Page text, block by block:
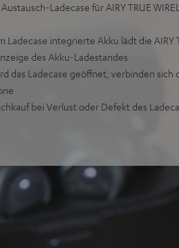
Ladecase für AIRY TRUE
Ladecase integrierte Akku lädt die AIRY
des Akku-Ladestandes
das Ladecase geöffnet, verbinden sich
bei Verlust oder Defekt des